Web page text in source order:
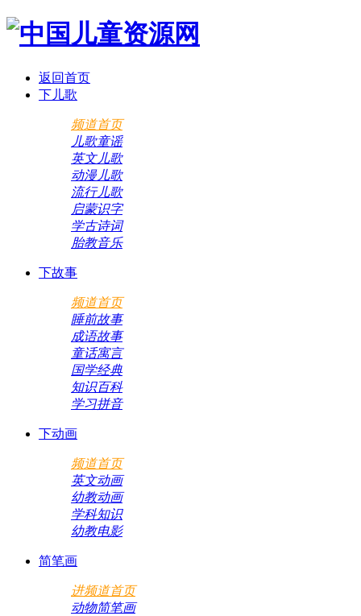
返回首页
下儿歌
频道首页
儿歌童谣
英文儿歌
动漫儿歌
流行儿歌
启蒙识字
学古诗词
胎教音乐
下故事
频道首页
睡前故事
成语故事
童话寓言
国学经典
知识百科
学习拼音
下动画
频道首页
英文动画
幼教动画
学科知识
幼教电影
简笔画
进频道首页
动物简笔画